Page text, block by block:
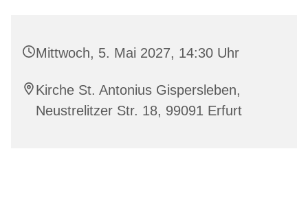
Mittwoch, 5. Mai 2027, 14:30 Uhr
Kirche St. Antonius Gispersleben,
Neustrelitzer Str. 18, 99091 Erfurt